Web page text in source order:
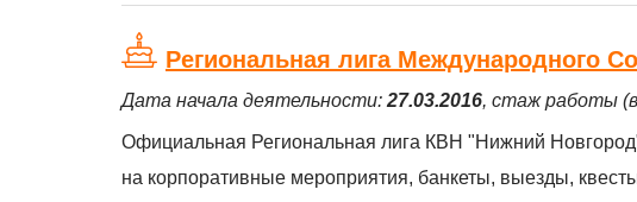
Региональная лига Международного
Дата начала деятельности: 27.03.2016, стаж работы
Официальная Региональная лига КВН "Нижний
на корпоративные мероприятия, банкеты, выезды,